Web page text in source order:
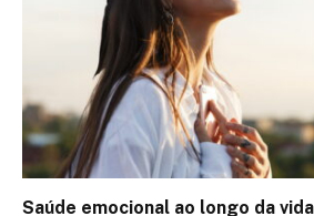
Saúde emocional ao longo da